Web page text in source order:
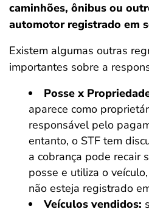
caminhões, ônibus ou
automotor registrado em
Existem algumas outras
importantes sobre a
Posse x
aparece como
responsável pelo
entanto, o STF tem
a cobrança pode recair
posse e utiliza o
não esteja registrado
Veículos vendidos: